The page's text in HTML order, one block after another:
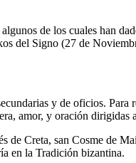
de los cuales han
del Signo (27 de
y de oficios. Para
amor, y oración dirigidas
de Creta, san Cosme de
en la Tradición bizantina.